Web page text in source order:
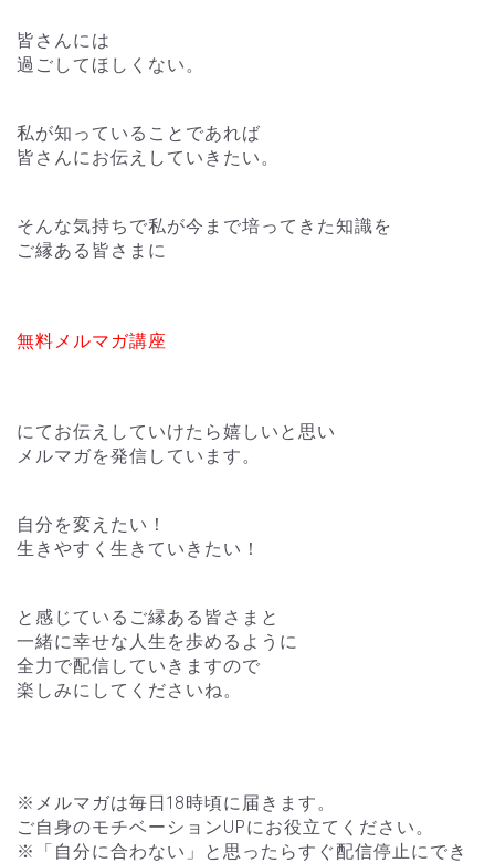
皆さんには
過ごしてほしくない。
私が知っていることであれば
皆さんにお伝えしていきたい。
そんな気持ちで私が今まで培ってきた知識を
ご縁ある皆さまに
無料メルマガ講座
にてお伝えしていけたら嬉しいと思い
メルマガを発信しています。
自分を変えたい！
生きやすく生きていきたい！
と感じているご縁ある皆さまと
一緒に幸せな人生を歩めるように
全力で配信していきますので
楽しみにしてくださいね。
※メルマガは毎日18時頃に届きます。
ご自身のモチベーションUPにお役立てください。
※「自分に合わない」と思ったらすぐ配信停止にでき